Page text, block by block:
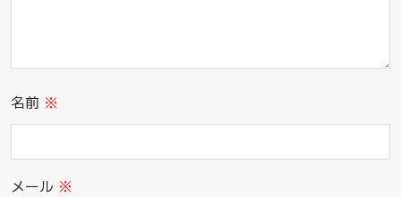
名前 ※
メール ※